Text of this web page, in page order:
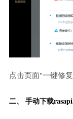
点击页面"一键修
二、 手动下载